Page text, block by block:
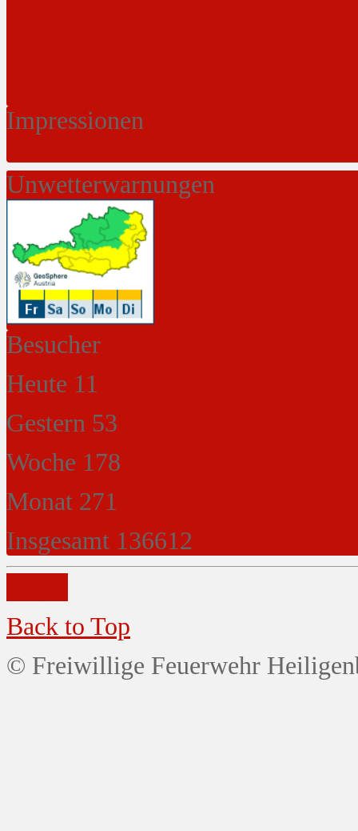
Impressionen
Unwetterwarnungen
Besucher
Heute 11
Gestern 53
Woche 178
Monat 271
Insgesamt 136612
Back to Top
© Freiwillige Feuerwehr